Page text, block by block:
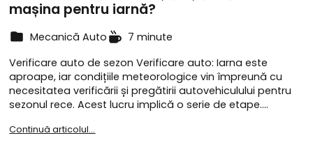
mașina pentru iarnă?
Mecanică Auto
7 minute
Verificare auto de sezon Verificare auto: Iarna este
aproape, iar condițiile meteorologice vin împreună cu
necesitatea verificării și pregătirii autovehiculului pentru
sezonul rece. Acest lucru implică o serie de etape.…
Continuă articolul...